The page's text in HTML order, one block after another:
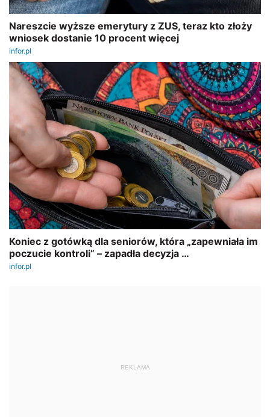
REKLAMA